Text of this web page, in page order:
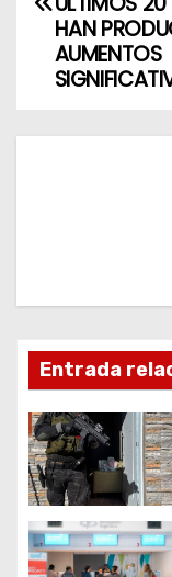
ó
n
d
e
e
n
HAN
AUMENTOS
Entrada